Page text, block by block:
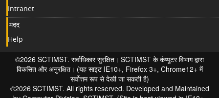
Intranet
मदद
Help
©2026 SCTIMST. सर्वाधिकार सुरक्षित। SCTIMST के कंप्यूटर विभाग द्वारा
विकसित और अनुरक्षित। (यह साइट IE10+, Firefox 3+, Chrome12+ में
सर्वोत्तम रूप से देखी जा सकती है)
©2026 SCTIMST. All rights reserved. Developed and Maintained